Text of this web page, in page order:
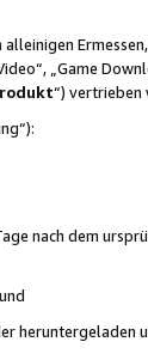
„Game
“) vertrieben
nach dem
heruntergeladen